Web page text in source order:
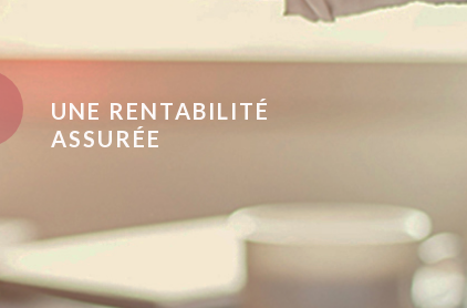
UNE RENTABILITÉ
ASSURÉE